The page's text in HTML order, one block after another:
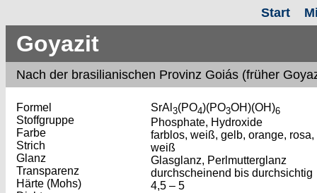
Start
Goyazit
Nach der brasilianischen Provinz Goiás (früher
Formel
Stoffgruppe
Farbe
Strich
Glanz
Transparenz
Härte (Mohs)
SrAl 3(PO4)(PO3OH)(OH)6
Phosphate, Hydroxide
farblos, weiß, gelb, orange, rosa,
weiß
Glasglanz, Perlmutterglanz
durchscheinend bis durchsichtig
4,5 – 5